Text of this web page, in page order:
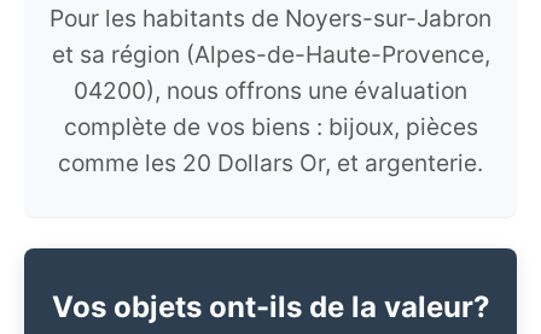
Pour les habitants de Noyers-sur-Jabron
et sa région (Alpes-de-Haute-Provence,
04200), nous offrons une évaluation
complète de vos biens : bijoux, pièces
comme les 20 Dollars Or, et argenterie.
Vos objets ont-ils de la valeur?